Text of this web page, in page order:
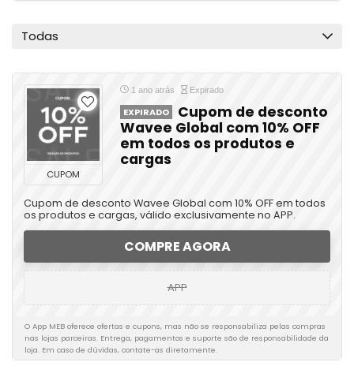
Todas
CUPOM
1 ano atrás Expirado
EXPIRADO
Cupom de desconto
Wavee Global com 10% OFF
em todos os produtos e
cargas
Cupom de desconto Wavee Global com 10% OFF em todos
os produtos e cargas, válido exclusivamente no APP.
COMPRE AGORA
APP
O App MEB oferece ofertas e cupons, mas não se responsabiliza pelas compras
nas lojas parceiras. Entrega, pagamentos e suporte são de responsabilidade da
loja. Em caso de dúvidas, contate-as diretamente.